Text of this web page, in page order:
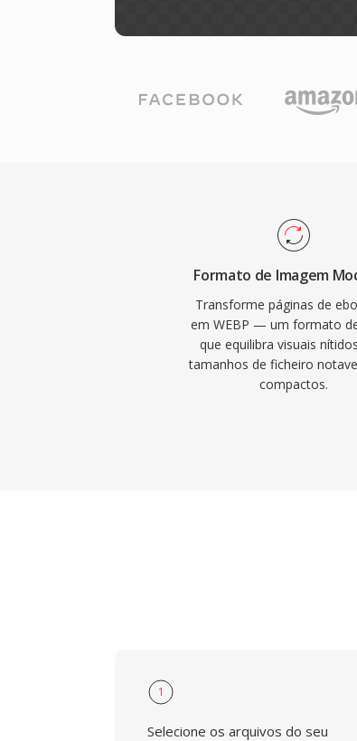
Formato de Imagem
Transforme páginas de
em WEBP — um formato
que equilibra visuais
tamanhos de ficheiro
compactos.
1
Selecione os arquivos do seu